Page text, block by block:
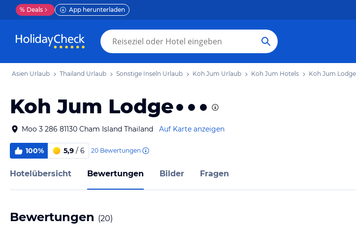
% Deals App herunterladen
Asien Urlaub Thailand Urlaub Sonstige Inseln Urlaub Koh Jum Urlaub Koh Jum Hotels Koh Jum Lodge
Koh Jum Lodge
Moo 3 286 81130 Cham Island Thailand Auf Karte anzeigen
100% 5,9 / 6 20 Bewertungen
Hotelübersicht Bewertungen Bilder Fragen
Bewertungen (20)